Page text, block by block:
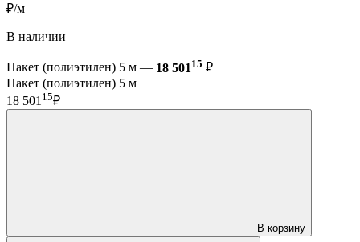
₽/м
В наличии
Пакет (полиэтилен) 5 м — 18 501 15 ₽
Пакет (полиэтилен) 5 м
18 501 15₽
В корзину